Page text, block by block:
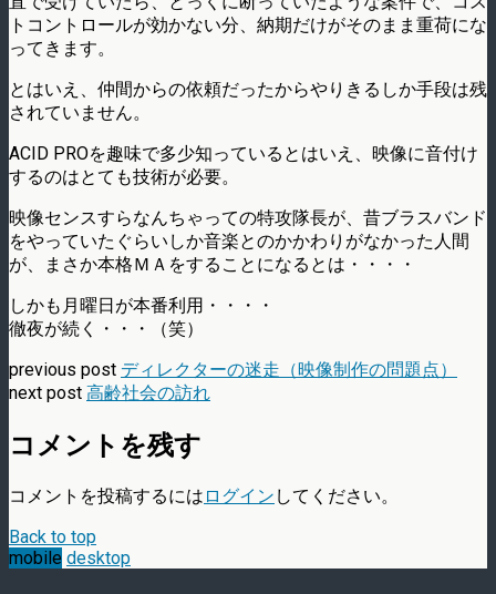
トコントロールが効かない分、納期だけがそのまま重荷にな
ってきます。
とはいえ、仲間からの依頼だったからやりきるしか手段は残
されていません。
ACID PROを趣味で多少知っているとはいえ、映像に音付け
するのはとても技術が必要。
映像センスすらなんちゃっての特攻隊長が、昔ブラスバンド
をやっていたぐらいしか音楽とのかかわりがなかった人間
が、まさか本格ＭＡをすることになるとは・・・・
しかも月曜日が本番利用・・・・
徹夜が続く・・・（笑）
previous post ディレクターの迷走（映像制作の問題点）
next post 高齢社会の訪れ
コメントを残す
コメントを投稿するには ログイン してください。
Back to top
mobile desktop